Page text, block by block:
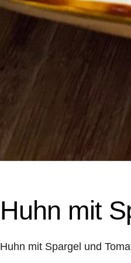
Huhn mit
Huhn mit Spargel und